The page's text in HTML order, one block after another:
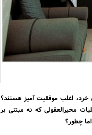
خرد، اغلب موفقیت آمیز هستند؟
محیر‌العقولی که نه مبتنی بر
چطور؟